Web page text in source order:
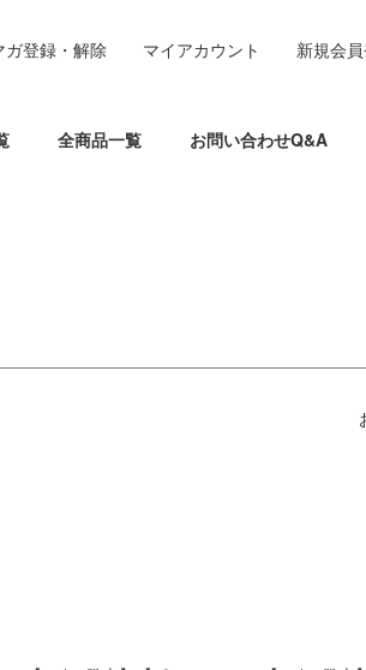
全商品一覧 お問い合わせQ&A
ガ登録・解除 マイアカウント 新規会